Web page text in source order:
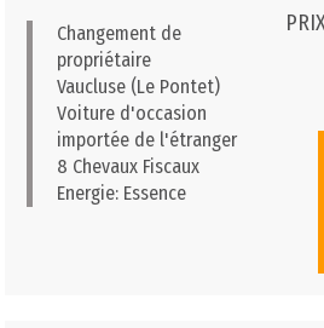
Changement de
propriétaire
Vaucluse (Le Pontet)
Voiture d'occasion
importée de l'étranger
8 Chevaux Fiscaux
Energie: Essence